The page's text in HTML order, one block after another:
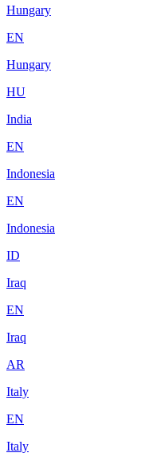
Hungary
EN
Hungary
HU
India
EN
Indonesia
EN
Indonesia
ID
Iraq
EN
Iraq
AR
Italy
EN
Italy